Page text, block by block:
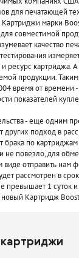
для печатающей
Картриджи марки
совместимой
качество
ресурс картриджа.
продукции.
время от времени
показателей
- еще одним
других подход в
брака по
не повезло, для
отправить нам
рассмотрен в
превышает 1 суток
новый Картридж